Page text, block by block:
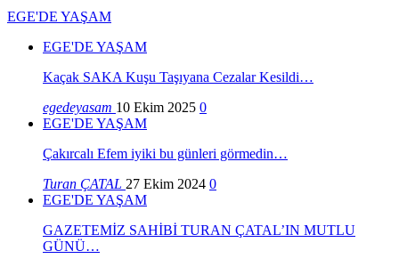
EGE'DE YAŞAM
EGE'DE YAŞAM
Kaçak SAKA Kuşu Taşıyana Cezalar Kesildi…
egedeyasam 10 Ekim 2025 0
EGE'DE YAŞAM
Çakırcalı Efem iyiki bu günleri görmedin…
Turan ÇATAL 27 Ekim 2024 0
EGE'DE YAŞAM
GAZETEMİZ SAHİBİ TURAN ÇATAL’IN MUTLU
GÜNÜ…